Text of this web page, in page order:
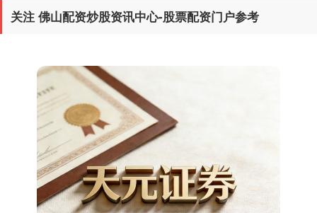
3940.04 +39.68
关注 佛山配资炒股资讯中心-股票配资门户参考